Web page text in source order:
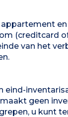
appartement
(creditcard
van het
eind-
geen
u kunt